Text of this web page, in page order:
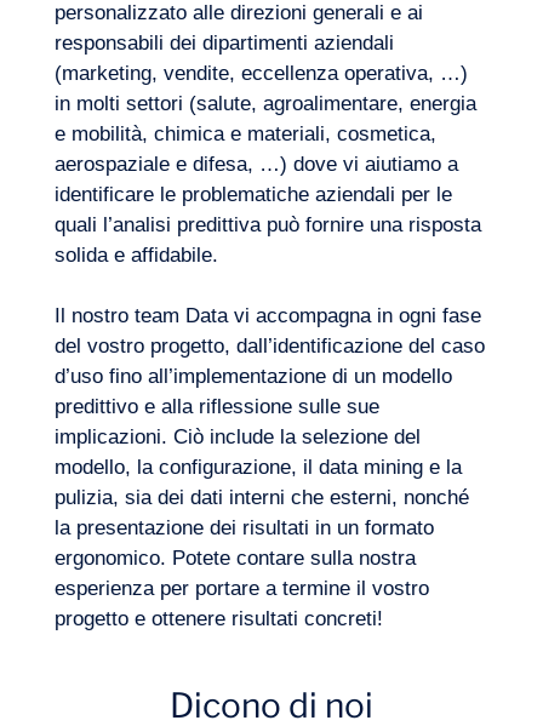
Contattateci
IT
Come selezionare il modello più adatto alla
vostra problematica e alle vostre esigenze
Come garantire la qualità della propria
configurazione? Come adattare un modello
di previsione per anticipare scenari con
eventi mai verificatisi in passato?
Come selezionare meglio le fonti dei dati in
ingresso per evitare di distorcere
l’apprendimento dei nostri algoritmi?
Quali dati sono sufficientemente ricchi
affinché la loro analisi porti valore? Come
estrarre valore da basi di dati interne o
esterne che possediamo?
personalizzato alle direzioni generali e ai
responsabili dei dipartimenti aziendali
(marketing, vendite, eccellenza operativa, …)
in molti settori (salute, agroalimentare, energia
e mobilità, chimica e materiali, cosmetica,
aerospaziale e difesa, …) dove vi aiutiamo a
identificare le problematiche aziendali per le
quali l’analisi predittiva può fornire una risposta
solida e affidabile.
Il nostro team Data vi accompagna in ogni fase
del vostro progetto, dall’identificazione del caso
d’uso fino all’implementazione di un modello
predittivo e alla riflessione sulle sue
implicazioni. Ciò include la selezione del
modello, la configurazione, il data mining e la
pulizia, sia dei dati interni che esterni, nonché
la presentazione dei risultati in un formato
ergonomico. Potete contare sulla nostra
esperienza per portare a termine il vostro
progetto e ottenere risultati concreti!
Dicono di noi